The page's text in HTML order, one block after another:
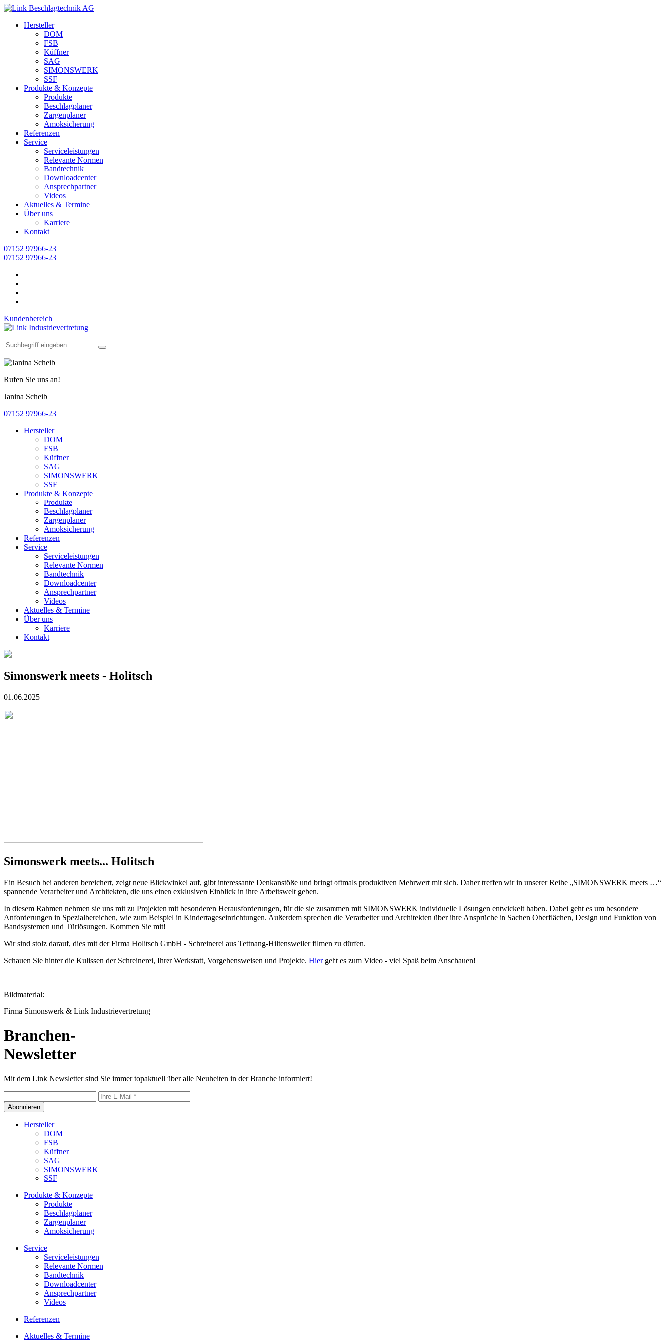
Hersteller
DOM
FSB
Küffner
SAG
SIMONSWERK
SSF
Produkte & Konzepte
Produkte
Beschlagplaner
Zargenplaner
Amoksicherung
Referenzen
Service
Serviceleistungen
Relevante Normen
Bandtechnik
Downloadcenter
Ansprechpartner
Videos
Aktuelles & Termine
Über uns
Karriere
Kontakt
07152 97966-23
07152 97966-23
Kundenbereich
Rufen Sie uns an!
Janina Scheib
07152 97966-23
Hersteller
DOM
FSB
Küffner
SAG
SIMONSWERK
SSF
Produkte & Konzepte
Produkte
Beschlagplaner
Zargenplaner
Amoksicherung
Referenzen
Service
Serviceleistungen
Relevante Normen
Bandtechnik
Downloadcenter
Ansprechpartner
Videos
Aktuelles & Termine
Über uns
Karriere
Kontakt
Simonswerk meets - Holitsch
01.06.2025
Simonswerk meets... Holitsch
Ein Besuch bei anderen bereichert, zeigt neue Blickwinkel auf, gibt interessante Denkanstöße und bringt oftmals produktiven Mehrwert mit sich. Daher treffen wir in unserer Reihe „SIMONSWERK meets …“
spannende Verarbeiter und Architekten, die uns einen exklusiven Einblick in ihre Arbeitswelt geben.
In diesem Rahmen nehmen sie uns mit zu Projekten mit besonderen Herausforderungen, für die sie zusammen mit SIMONSWERK individuelle Lösungen entwickelt haben. Dabei geht es um besondere
Anforderungen in Spezialbereichen, wie zum Beispiel in Kindertageseinrichtungen. Außerdem sprechen die Verarbeiter und Architekten über ihre Ansprüche in Sachen Oberflächen, Design und Funktion von
Bandsystemen und Türlösungen. Kommen Sie mit!
Wir sind stolz darauf, dies mit der Firma Holitsch GmbH - Schreinerei aus Tettnang-Hiltensweiler filmen zu dürfen.
Schauen Sie hinter die Kulissen der Schreinerei, Ihrer Werkstatt, Vorgehensweisen und Projekte. Hiergeht es zum Video - viel Spaß beim Anschauen!
Bildmaterial:
Firma Simonswerk & Link Industrievertretung
Branchen-
Newsletter
Mit dem Link Newsletter sind Sie immer topaktuell über alle Neuheiten in der Branche informiert!
Abonnieren
Hersteller
DOM
FSB
Küffner
SAG
SIMONSWERK
SSF
Produkte & Konzepte
Produkte
Beschlagplaner
Zargenplaner
Amoksicherung
Service
Serviceleistungen
Relevante Normen
Bandtechnik
Downloadcenter
Ansprechpartner
Videos
Referenzen
Aktuelles & Termine